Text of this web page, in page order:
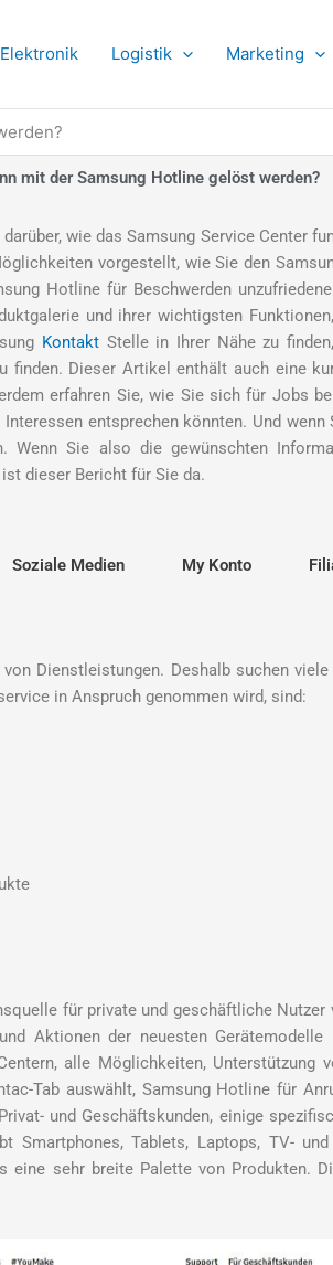
Elektronik Logistik Marketing
mit der Samsung Hotline gelöst werden?
wie das Samsung Service Center
vorgestellt, wie Sie den
Hotline für Beschwerden
und ihrer wichtigsten
Kontakt Stelle in Ihrer Nähe zu
finden. Dieser Artikel enthält auch eine
erfahren Sie, wie Sie sich für Jobs
entsprechen könnten. Und
Wenn Sie also die gewünschten
dieser Bericht für Sie da.
Soziale Medien My Konto
Dienstleistungen. Deshalb suchen viele
in Anspruch genommen wird, sind:
für private und geschäftliche Nutzer
Aktionen der neuesten Gerätemodelle
alle Möglichkeiten, Unterstützung
Tab auswählt, Samsung Hotline für
und Geschäftskunden, einige
Smartphones, Tablets, Laptops, TV- und
eine sehr breite Palette von Produkten.